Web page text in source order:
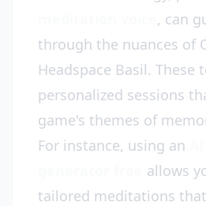
, can
through the nuances of
Headspace Basil. These
personalized sessions
game's themes of
For instance, using an
allows
tailored meditations